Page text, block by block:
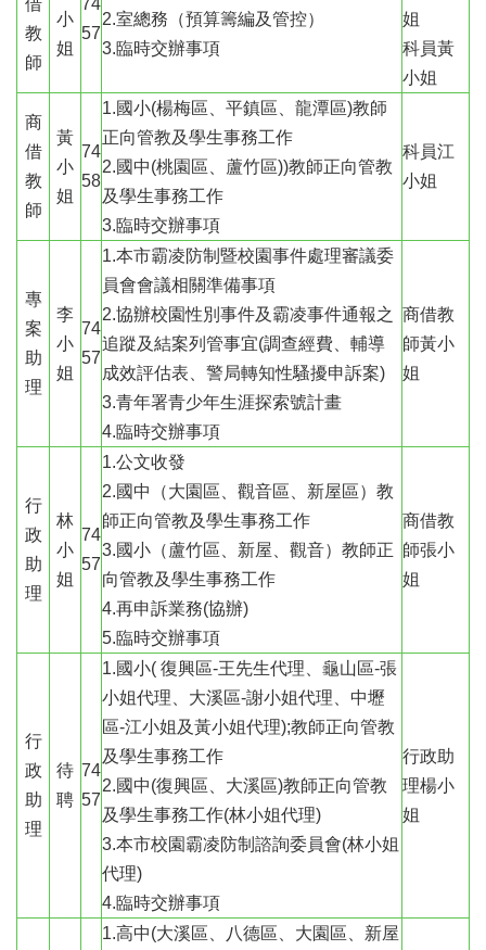
網
站
資
料
開
宣
告
借
教
師
小
姐
74
57
2.室總務（預算籌編及管控）
3.臨時交辦事項
姐
科員黃
小姐
商
借
教
師
黃
小
姐
74
58
1.國小(楊梅區、平鎮區、龍潭區)教師
正向管教及學生事務工作
2.國中(桃園區、蘆竹區))教師正向管教
及學生事務工作
3.臨時交辦事項
科員江
小姐
專
案
助
理
李
小
姐
74
57
1.本市霸凌防制暨校園事件處理審議委
員會會議相關準備事項
2.協辦校園性別事件及霸凌事件通報之
追蹤及結案列管事宜(調查經費、輔導
成效評估表、警局轉知性騷擾申訴案)
3.青年署青少年生涯探索號計畫
4.臨時交辦事項
商借教
師黃小
姐
行
政
助
理
林
小
姐
74
57
1.公文收發
2.國中（大園區、觀音區、新屋區）教
師正向管教及學生事務工作
3.國小（蘆竹區、新屋、觀音）教師正
向管教及學生事務工作
4.再申訴業務(協辦)
5.臨時交辦事項
商借教
師張小
姐
行
政
助
理
待
聘
74
57
1.國小( 復興區-王先生代理、龜山區-張
小姐代理、大溪區-謝小姐代理、中壢
區-江小姐及黃小姐代理);教師正向管教
及學生事務工作
2.國中(復興區、大溪區)教師正向管教
及學生事務工作(林小姐代理)
3.本市校園霸凌防制諮詢委員會(林小姐
代理)
4.臨時交辦事項
行政助
理楊小
姐
1.高中(大溪區、八德區、大園區、新屋